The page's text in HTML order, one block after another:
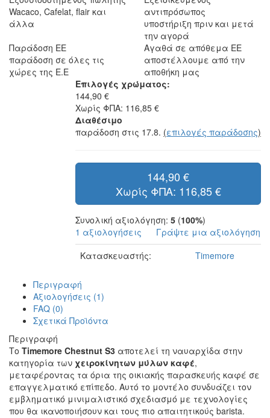
Wacaco, Cafelat, flair και
άλλα
αντιπρόσωπος
υποστήριξη πριν και μετά
την αγορά
Παράδοση ΕΕ
παράδοση σε όλες τις
χώρες της Ε.Ε
Αγαθά σε απόθεμα ΕΕ
αποστέλλουμε από την
αποθήκη μας
Επιλογές χρώματος:
144,90 €
Χωρίς ΦΠΑ: 116,85 €
Διαθέσιμο
παράδοση στις 17.8. (επιλογές παράδοσης)
144,90 €
Χωρίς ΦΠΑ: 116,85 €
Συνολική αξιολόγηση: 5 (100%)
1 αξιολογήσεις
Γράψτε μια αξιολόγηση
Κατασκευαστής:
Timemore
Περιγραφή
Αξιολογήσεις (1)
FAQ (0)
Σχετικά Προϊόντα
Περιγραφή
Το Timemore Chestnut S3 αποτελεί τη ναυαρχίδα στην
κατηγορία των χειροκίνητων μύλων καφέ,
μεταφέροντας τα όρια της οικιακής παρασκευής καφέ σε
επαγγελματικό επίπεδο. Αυτό το μοντέλο συνδυάζει τον
εμβληματικό μινιμαλιστικό σχεδιασμό με τεχνολογίες
που θα ικανοποιήσουν και τους πιο απαιτητικούς barista.